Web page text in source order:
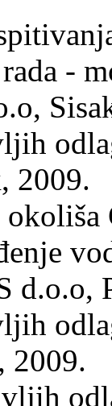
-
2009.
d.o.o,
2009.